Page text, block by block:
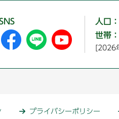
人口：
世帯：
[2026
プライバシーポリシー